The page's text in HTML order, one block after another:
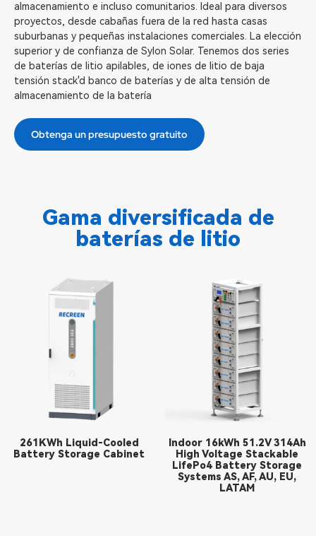
almacenamiento e incluso comunitarios. Ideal para diversos
proyectos, desde cabañas fuera de la red hasta casas
suburbanas y pequeñas instalaciones comerciales. La elección
superior y de confianza de Sylon Solar. Tenemos dos series
de baterías de litio apilables, de iones de litio de baja
tensión stack'd banco de baterías y de alta tensión de
almacenamiento de la batería
Obtenga un presupuesto gratuito
Gama diversificada de
baterías de litio
261KWh Liquid-Cooled
Battery Storage Cabinet
Indoor 16kWh 51.2V 314Ah
High Voltage Stackable
LifePo4 Battery Storage
Systems AS, AF, AU, EU,
LATAM